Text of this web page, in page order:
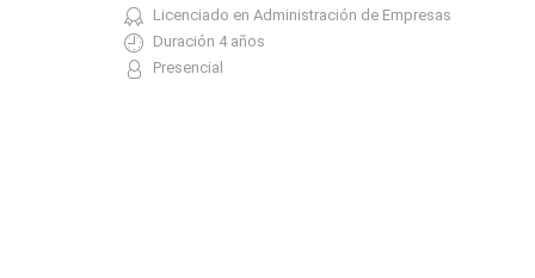
Licenciado en Administración de Empresas
Duración 4 años
Presencial